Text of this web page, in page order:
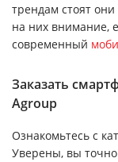
трендам стоят
на них внимание,
современный
Заказать
Agroup
Ознакомьтесь с
Уверены, вы